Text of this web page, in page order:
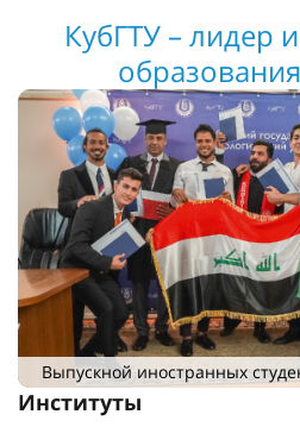
КубГТУ – лидер
Выпускной иностранных
Институты